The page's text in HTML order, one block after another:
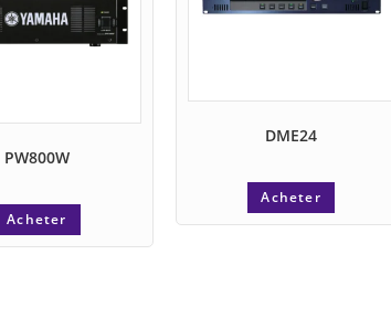
PW800W
Acheter
DME24
Acheter